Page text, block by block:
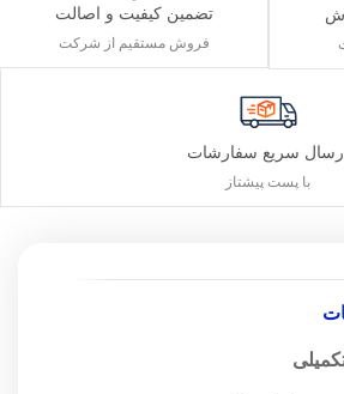
تضمین کیفیت و اصالت
فروش مستقیم از شرکت
سریع سفارشات
با پست پیشتاز